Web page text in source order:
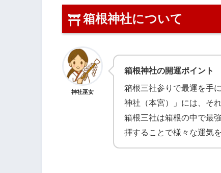
箱根神社について
神社巫女
箱根神社の開運ポイント
箱根三社参りで最運を手
神社（本宮）」には、そ
箱根三社は箱根の中で最
拝することで様々な運気